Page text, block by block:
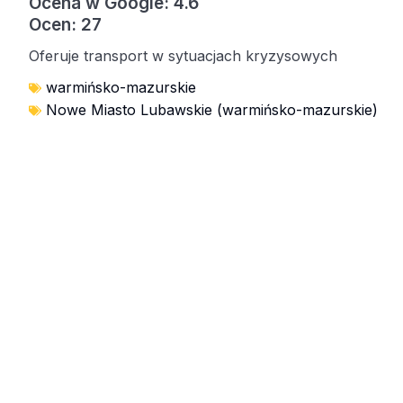
Ocen: 27
Oferuje transport w sytuacjach kryzysowych
warmińsko-mazurskie
Nowe Miasto Lubawskie (warmińsko-mazurskie)